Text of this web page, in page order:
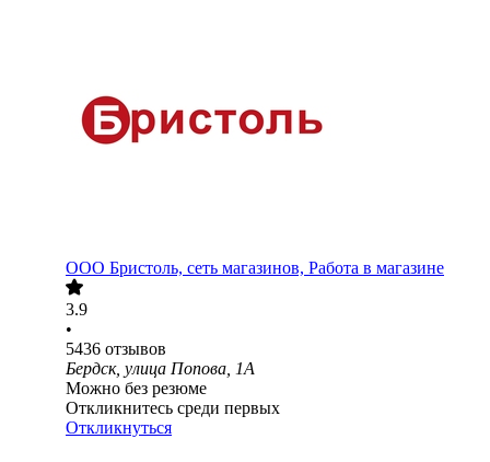
ООО Бристоль, сеть магазинов, Работа в магазине
3.9
•
5436 отзывов
Бердск, улица Попова, 1А
Можно без резюме
Откликнитесь среди первых
Откликнуться